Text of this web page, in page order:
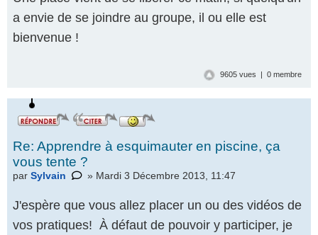
a envie de se joindre au groupe, il ou elle est
bienvenue !
9605 vues | 0 membre
Re: Apprendre à esquimauter en piscine, ça
vous tente ?
par Sylvain » Mardi 3 Décembre 2013, 11:47
J'espère que vous allez placer un ou des vidéos de
vos pratiques! À défaut de pouvoir y participer, je